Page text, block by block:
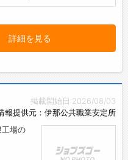
詳細を見る
掲載開始日:2026/08/03
報提供元：伊那公共職業安定所
工場の